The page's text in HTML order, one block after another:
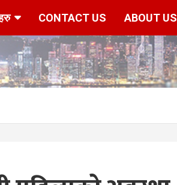
CONTACT US ABOUT US